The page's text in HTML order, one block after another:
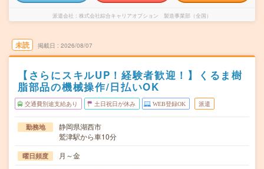
派遣会社 株式会社綜合キャリアオプション 製造事業部（全国）
未読 掲載日 2026/08/07
【さらにスキルUP！経験者歓迎！】くるま樹
脂部品の機械操作/日払いOK
交通費別途支給あり 土日祝日が休み WEB登録OK 派遣
勤務地
静岡県湖西市
鷲津駅から車10分
曜日頻度 月～金